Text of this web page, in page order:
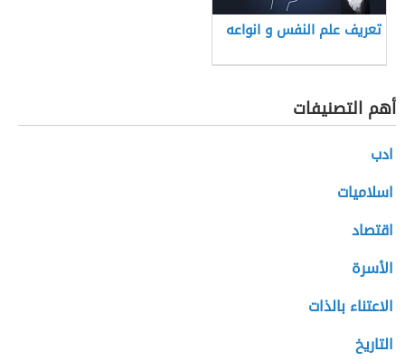
تعريف علم النفس و انواعه
أهم التصنيفات
ادب
اسلاميات
اقتصاد
الأسرة
الاعتناء بالذات
التاريخ